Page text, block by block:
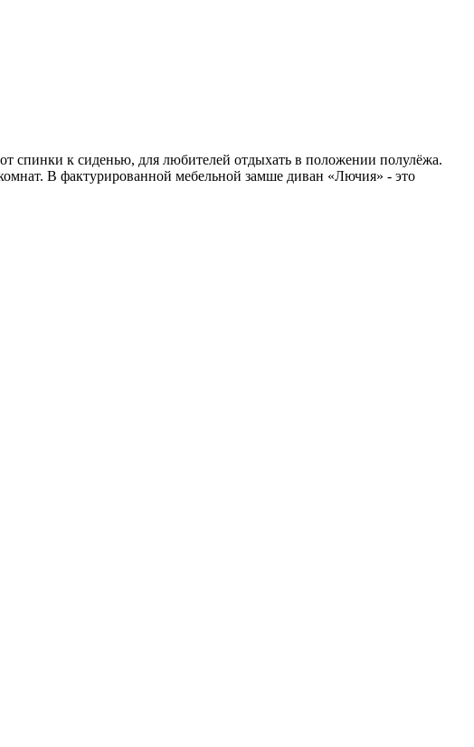
спинки к сиденью, для любителей отдыхать в положении полулёжа.
В фактурированной мебельной замше диван «Лючия» - это